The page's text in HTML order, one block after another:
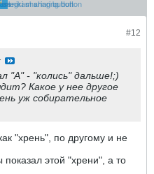
#12
"А" - "колись" дальше!;)
Какое у нее другое
уж собирательное
"хрень", по другому и не
этой "хрени", а то